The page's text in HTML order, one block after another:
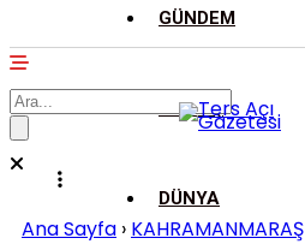
GÜNDEM
ASAYİŞ
DÜNYA
Ana Sayfa › KAHRAMANMARAŞ